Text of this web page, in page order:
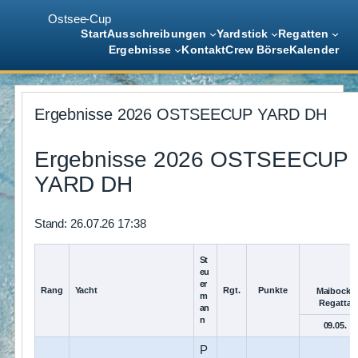
Zum
Inhalt
springen
Ostsee-Cup
StartAusschreibungen Yardstick
Regatten
Ergebnisse
KontaktCrew BörseKalender
Ergebnisse 2026 OSTSEECUP YARD DH
Ergebnisse 2026 OSTSEECUP
YARD DH
Stand: 26.07.26 17:38
Rang Yacht
St
eu
er
m
an
n
Rgt. Punkte
Maibock-
Regatta
09.05.
P